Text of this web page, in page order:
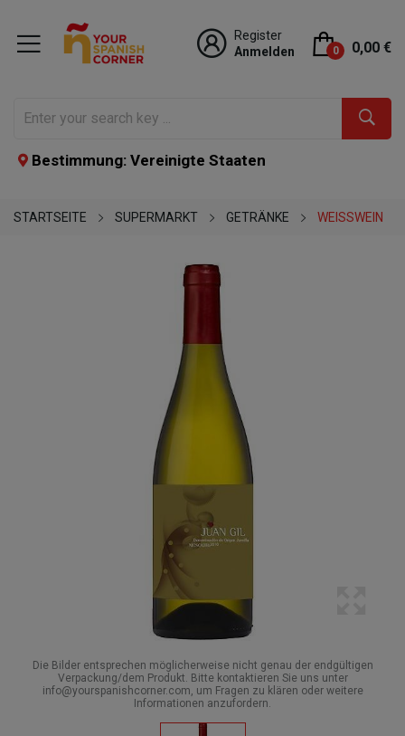
Register
Anmelden
0 0,00 €
Bestimmung: Vereinigte Staaten
STARTSEITE SUPERMARKT GETRÄNKE WEISSWEIN
Die Bilder entsprechen möglicherweise nicht genau der endgültigen
Verpackung/dem Produkt. Bitte kontaktieren Sie uns unter
info@yourspanishcorner.com, um Fragen zu klären oder weitere
Informationen anzufordern.